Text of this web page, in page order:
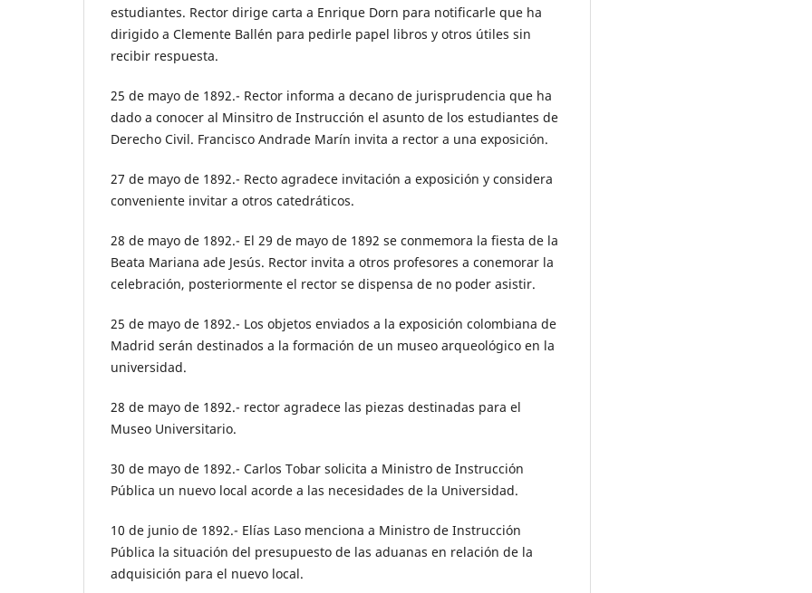
estudiantes. Rector dirige carta a Enrique Dorn para notificarle que ha
dirigido a Clemente Ballén para pedirle papel libros y otros útiles sin
recibir respuesta.
25 de mayo de 1892.- Rector informa a decano de jurisprudencia que ha
dado a conocer al Minsitro de Instrucción el asunto de los estudiantes de
Derecho Civil. Francisco Andrade Marín invita a rector a una exposición.
27 de mayo de 1892.- Recto agradece invitación a exposición y considera
conveniente invitar a otros catedráticos.
28 de mayo de 1892.- El 29 de mayo de 1892 se conmemora la fiesta de la
Beata Mariana ade Jesús. Rector invita a otros profesores a conemorar la
celebración, posteriormente el rector se dispensa de no poder asistir.
25 de mayo de 1892.- Los objetos enviados a la exposición colombiana de
Madrid serán destinados a la formación de un museo arqueológico en la
universidad.
28 de mayo de 1892.- rector agradece las piezas destinadas para el
Museo Universitario.
30 de mayo de 1892.- Carlos Tobar solicita a Ministro de Instrucción
Pública un nuevo local acorde a las necesidades de la Universidad.
10 de junio de 1892.- Elías Laso menciona a Ministro de Instrucción
Pública la situación del presupuesto de las aduanas en relación de la
adquisición para el nuevo local.